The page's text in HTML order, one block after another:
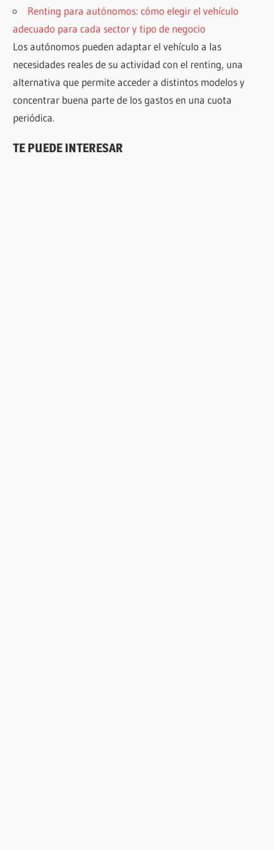
Renting para autónomos: cómo elegir el vehículo
adecuado para cada sector y tipo de negocio
Los autónomos pueden adaptar el vehículo a las
necesidades reales de su actividad con el renting, una
alternativa que permite acceder a distintos modelos y
concentrar buena parte de los gastos en una cuota
periódica.
TE PUEDE INTERESAR